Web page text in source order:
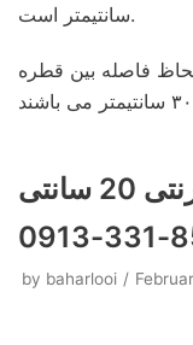
سانتیمتر است.
فاصله بین قطره
نوار تیپ کهنوج خرید اینترنتی 20 سانتی
by baharlooi